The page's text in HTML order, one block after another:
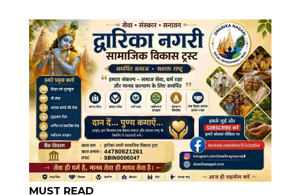
MUST READ